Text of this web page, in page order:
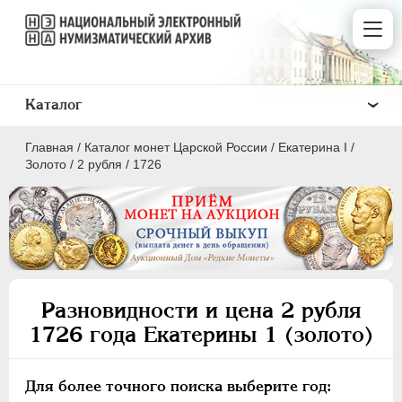
Главная / Каталог монет Царской России / Екатерина I /
Золото / 2 рубля / 1726
Разновидности и цена 2 рубля
1726 года Екатерины 1 (золото)
Для более точного поиска выберите год:
Каталог
ПEТР I 1699 - 1725
Золото
Серебро